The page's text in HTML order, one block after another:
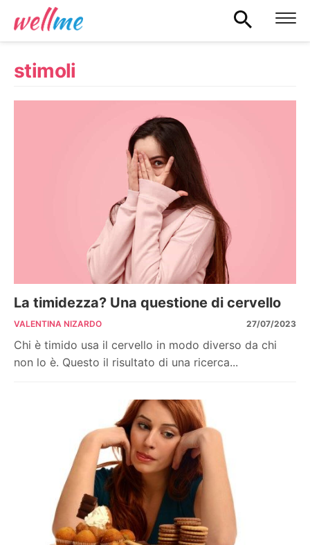
stimoli
La timidezza? Una questione di cervello
VALENTINA NIZARDO 27/07/2023
Chi è timido usa il cervello in modo diverso da chi
non lo è. Questo il risultato di una ricerca...